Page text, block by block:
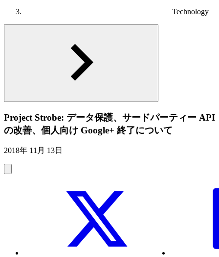
Technology
Project Strobe: データ保護、サードパーティー API
の改善、個人向け Google+ 終了について
2018年 11月 13日